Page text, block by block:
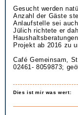
Gesucht werden
Anzahl der Gäste
Anlaufstelle sei
Jülich richtete er
Projekt ab 2016 zu
Café Gemeinsam,
02461- 8059873;
Dies ist mir was wert: